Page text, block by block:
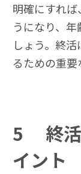
明確にすれ
うになり、
しょう。終
るための重要
5
終
イント